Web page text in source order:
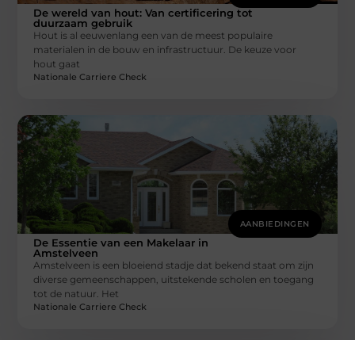
De wereld van hout: Van certificering tot
duurzaam gebruik
Hout is al eeuwenlang een van de meest populaire
materialen in de bouw en infrastructuur. De keuze voor
hout gaat
Nationale Carriere Check
AANBIEDINGEN
De Essentie van een Makelaar in
Amstelveen
Amstelveen is een bloeiend stadje dat bekend staat om zijn
diverse gemeenschappen, uitstekende scholen en toegang
tot de natuur. Het
Nationale Carriere Check